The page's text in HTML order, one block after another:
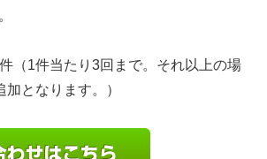
（1件当たり3回まで。それ以上の場
となります。）